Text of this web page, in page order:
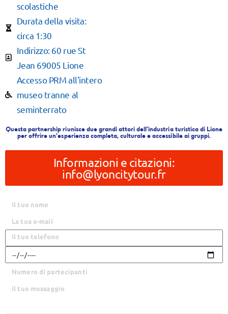
scolastiche
Durata della visita:
circa 1:30
Indirizzo: 60 rue St
Jean 69005 Lione
Accesso PRM all'intero
museo tranne al
seminterrato
Questa partnership riunisce due grandi attori dell'industria turistica di Lione
per offrire un'esperienza completa, culturale e accessibile ai gruppi.
Informazioni e citazioni:
info@lyoncitytour.fr